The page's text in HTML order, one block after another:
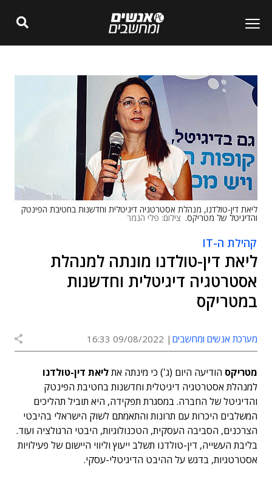
ליאת דין-טולדנו, מנהלת אסטרטגיה דיגיטלית וחדשנות בחטיבת הפינטק
והדיגיטל של מטריקס. צילום: פלי הנמר
קהילת ה-IT
ליאת דין-טולדנו מונתה למנהלת
אסטרטגיה דיגיטלית וחדשנות
במטריקס
מערכת אנשים ומחשבים 09/08/2022 16:33
מטריקס הודיעה היום (ג') כי מינתה אתליאת דין-טולדנו
למנהלת אסטרטגיה דיגיטלית וחדשנות בחטיבת הפינטק
והדיגיטל של החברה. במסגרת תפקידה, היא תוביל תהליכים
המשלבים היכרות עם תרונות והתאמתם לשוק הישראלי בהיבטי
הצרכנים, הסביבה העסקית, הטכנולוגיות, היבטי הרגולציה ועוד.
בליבת העשייה, דין-טולדנו תשלב ייעוץ וליווי היישום של פעילויות
אסטרטגיות, בדגש על ההיבט הדיגיטלי-עסקי.